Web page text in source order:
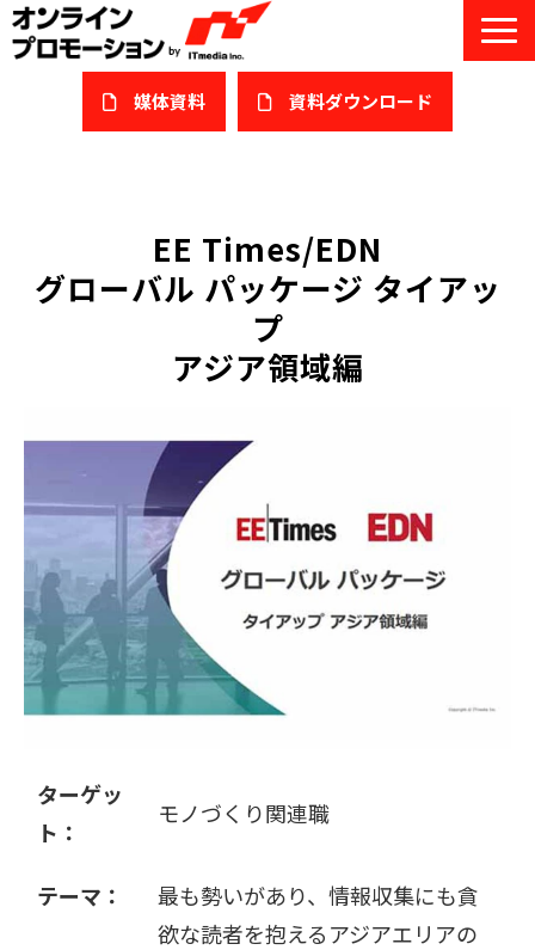
媒体資料 ​資料ダウンロード
私たちについて
サービスガイド/お役立ち資料
課題/ターゲット別で探す
導入事例
セミナー情報/ブログ
EE Times/EDN
グローバル パッケージ タイアッ
プ
アジア領域編
ターゲッ
ト：
モノづくり関連職
テーマ：
最も勢いがあり、情報収集にも貪
欲な読者を抱えるアジアエリアの